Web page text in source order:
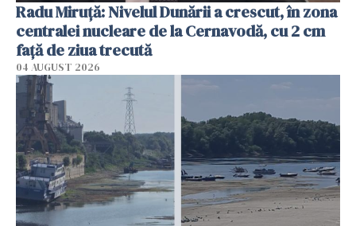
Radu Miruţă: Nivelul Dunării a crescut, în zona
centralei nucleare de la Cernavodă, cu 2 cm
faţă de ziua trecută
04 AUGUST 2026